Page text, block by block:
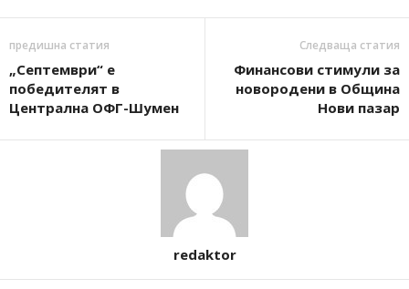
предишна статия
„Септември“ е
победителят в
Централна ОФГ-Шумен
Следваща статия
Финансови стимули за
новородени в Община
Нови пазар
redaktor